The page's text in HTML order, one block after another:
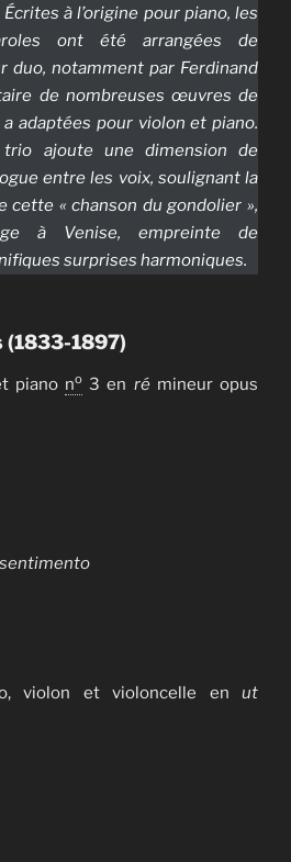
à l’origine pour piano, les
ont été arrangées de
duo, notamment par Ferdinand
de nombreuses œuvres de
adaptées pour violon et piano.
ajoute une dimension de
entre les voix, soulignant la
cette « chanson du gondolier »,
à Venise, empreinte de
surprises harmoniques.
(1833-1897)
piano no 3 en rémineur opus
violon et violoncelle en ut